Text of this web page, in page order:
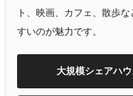
ト、映画、カフェ、散歩
すいのが魅力です。
大規模シェアハ